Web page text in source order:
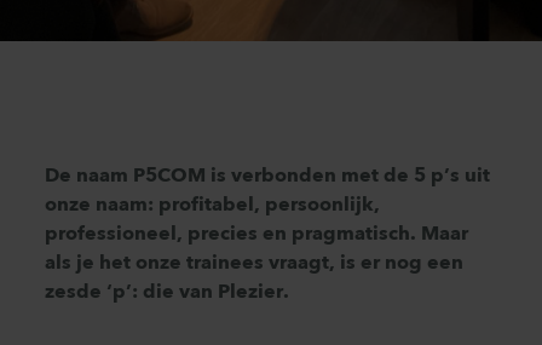
De naam P5COM is verbonden met de 5 p’s uit
onze naam: profitabel, persoonlijk,
professioneel, precies en pragmatisch. Maar
als je het onze trainees vraagt, is er nog een
zesde ‘p’: die van Plezier.